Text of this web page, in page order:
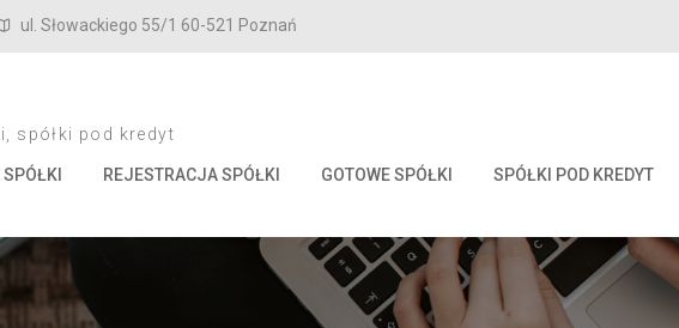
ul. Słowackiego 55/1 60-521 Poznań
spółki pod kredyt
REJESTRACJA SPÓŁKI GOTOWE SPÓŁKI SPÓŁKI POD KREDYT